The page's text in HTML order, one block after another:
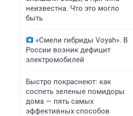
неизвестна. Что это могло
быть
«Смели гибриды Voyah». В
России возник дефицит
электромобилей
Быстро покраснеют: как
соспеть зеленые помидоры
дома — пять самых
эффективных способов